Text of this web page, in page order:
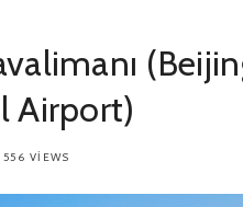
Airport)
556 VIEWS